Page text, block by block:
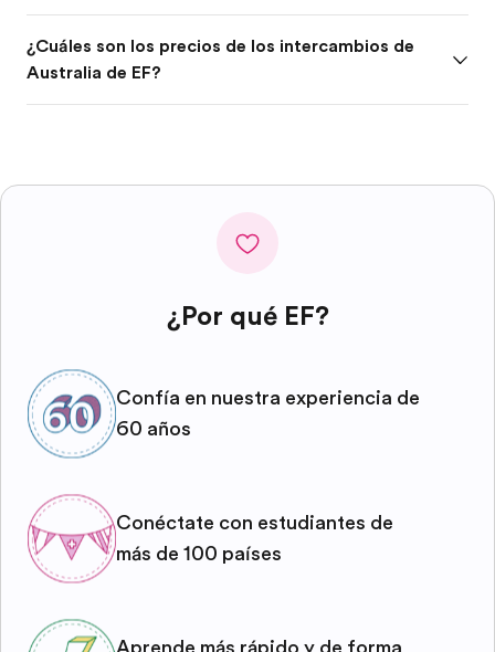
¿Cuáles son los precios de los intercambios de
Australia de EF?
¿Por qué EF?
Confía en nuestra experiencia de
60 años
Conéctate con estudiantes de
más de 100 países